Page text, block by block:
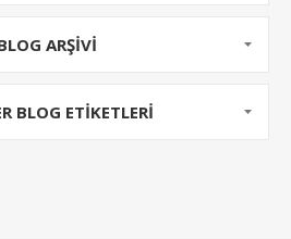
ARŞIVI
BLOG ETIKETLERI